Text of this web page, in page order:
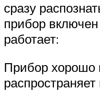
сразу
прибор
работает:
Прибор хорошо